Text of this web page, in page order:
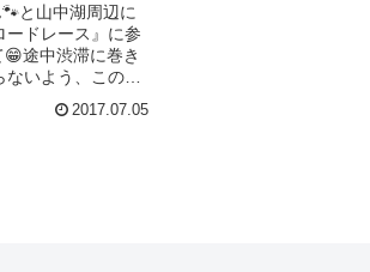
と山中湖周辺に
ードレース』に参
途中渋滞に巻き
いよう、この日
2017.07.05